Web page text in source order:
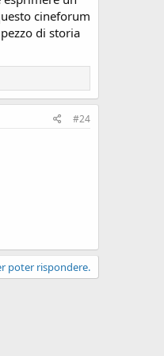
cineforum
di storia
#24
poter rispondere.